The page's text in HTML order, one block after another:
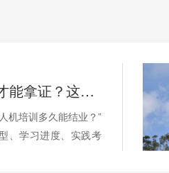
无人机培训多久才能拿证？这些因素影响你的学习周期
机培训多久能结业？”
、学习进度、实践考